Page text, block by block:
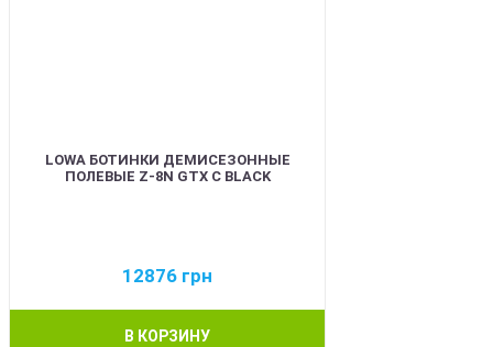
LOWA БОТИНКИ ДЕМИСЕЗОННЫЕ
ПОЛЕВЫЕ Z-8N GTX C BLACK
12876 грн
В КОРЗИНУ